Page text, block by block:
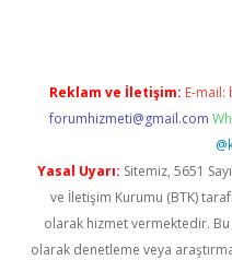
Reklam ve İletişim: E-mail:
forumhizmeti@gmail.com
Yasal Uyarı: Sitemiz, 5651
ve İletişim Kurumu (BTK)
olarak hizmet vermektedir.
olarak denetleme veya